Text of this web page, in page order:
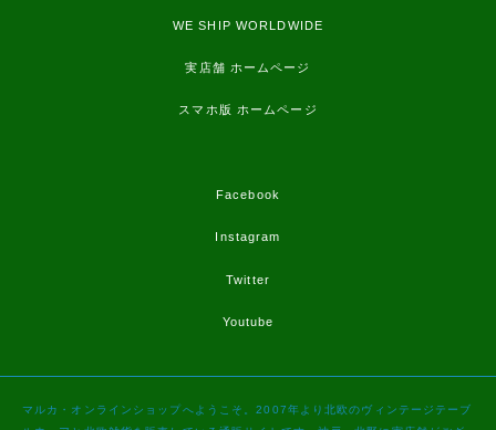
WE SHIP WORLDWIDE
実店舗 ホームページ
スマホ版 ホームページ
Facebook
Instagram
Twitter
Youtube
マルカ・オンラインショップへようこそ。2007年より北欧のヴィンテージテーブ